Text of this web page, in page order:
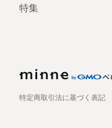
特集
特定商取引法に基づく表記